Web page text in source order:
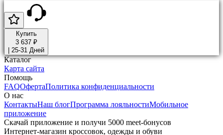
Купить
3 637 ₽
25-31 Дней
Каталог
Карта сайта
Помощь
FAQОфертаПолитика конфиденциальности
О нас
КонтактыНаш блогПрограмма лояльностиМобильное
приложение
Скачай приложение и получи 5000 meet-бонусов
Интернет-магазин кроссовок, одежды и обуви